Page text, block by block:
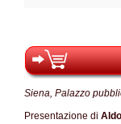
Siena, Palazzo
Presentazione di